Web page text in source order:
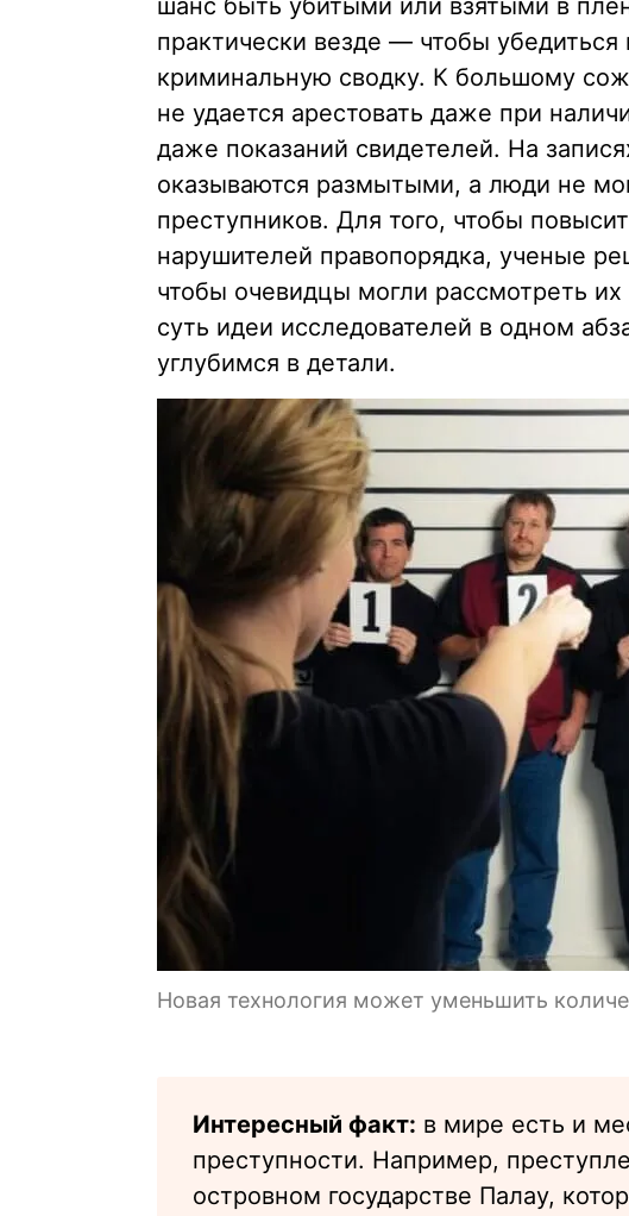
шанс быть убитыми или взятыми в
практически везде — чтобы убедиться
криминальную сводку. К большому
не удается арестовать даже при
даже показаний свидетелей. На
оказываются размытыми, а люди не
преступников. Для того, чтобы
нарушителей правопорядка, ученые
чтобы очевидцы могли рассмотреть
суть идеи исследователей в одном
углубимся в детали.
Новая технология может уменьшить
Интересный факт: в мире есть и
преступности. Например,
островном государстве Палау,